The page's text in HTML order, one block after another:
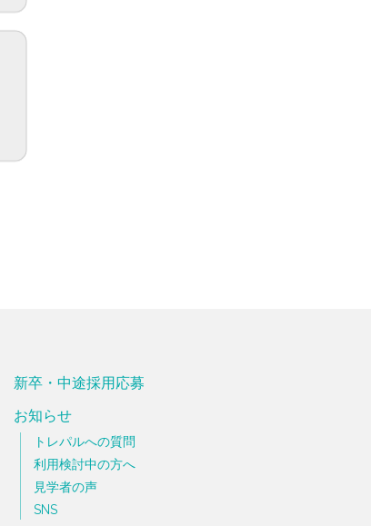
新卒・中途採用応募
お知らせ
トレパルへの質問
利用検討中の方へ
見学者の声
SNS